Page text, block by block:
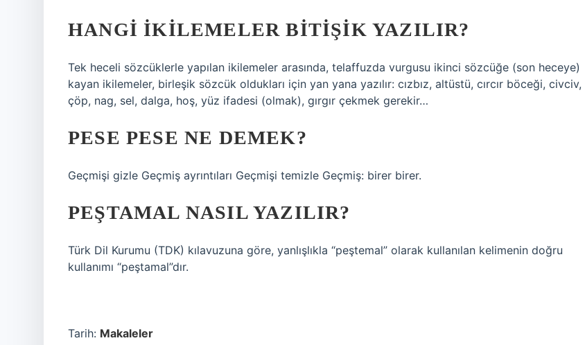
HANGI IKILEMELER BITIŞIK YAZILIR?
Tek heceli sözcüklerle yapılan ikilemeler arasında, telaffuzda vurgusu ikinci sözcüğe (son heceye)
kayan ikilemeler, birleşik sözcük oldukları için yan yana yazılır: cızbız, altüstü, cırcır böceği, civciv,
çöp, nag, sel, dalga, hoş, yüz ifadesi (olmak), gırgır çekmek gerekir…
PESE PESE NE DEMEK?
Geçmişi gizle Geçmiş ayrıntıları Geçmişi temizle Geçmiş: birer birer.
PEŞTAMAL NASIL YAZILIR?
Türk Dil Kurumu (TDK) kılavuzuna göre, yanlışlıkla “peştemal” olarak kullanılan kelimenin doğru
kullanımı “peştamal”dır.
Tarih: Makaleler